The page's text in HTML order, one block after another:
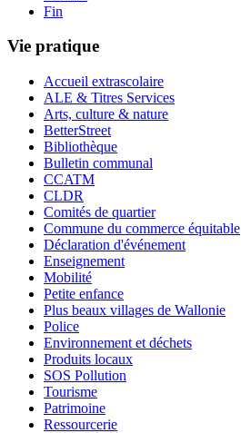
Fin
Vie pratique
Accueil extrascolaire
ALE & Titres Services
Arts, culture & nature
BetterStreet
Bibliothèque
Bulletin communal
CCATM
CLDR
Comités de quartier
Commune du commerce équitable
Déclaration d'événement
Enseignement
Mobilité
Petite enfance
Plus beaux villages de Wallonie
Police
Environnement et déchets
Produits locaux
SOS Pollution
Tourisme
Patrimoine
Ressourcerie